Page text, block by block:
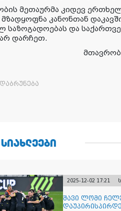
მეთაურმა კიდევ
კანონთან
საზოგადოებას და
არ დარჩეთ.
2025-12-02 17:21
შავი ლომი